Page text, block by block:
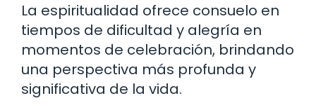
La espiritualidad ofrece consuelo en
tiempos de dificultad y alegría en
momentos de celebración, brindando
una perspectiva más profunda y
significativa de la vida.